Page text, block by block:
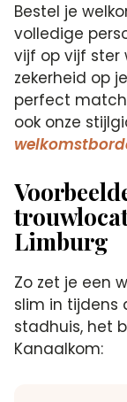
Bestel je
volledige
vijf op vijf ster
zekerheid op
perfect
ook onze
Limburg
Zo zet je een
slim in tijdens
stadhuis, het
Kanaalkom: